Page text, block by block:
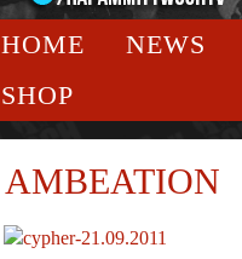
HOME NEWS
SHOP
AMBEATION